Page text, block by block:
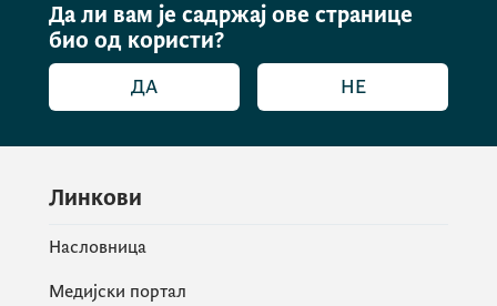
Да ли вам је садржај ове странице
био од користи?
ДА НЕ
Линкови
Насловница
Медијски портал